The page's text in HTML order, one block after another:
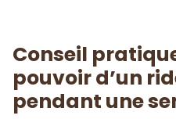
Conseil
pouvoir d’un
pendant une